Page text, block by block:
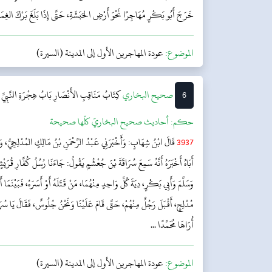
خَرَجَ أَبُو بَكْرٍ مُهَاجِرًا نَحْوَ أَرْضِ الحَبَشَةِ، حَتَّى إِذَا بَلَغَ بَرْكَ
الموضوع:عودة المهاجرين الأول إلى المدينة (السيرة)
6 ‌‌صحيح البخاريکِتَابُ مَنَاقِبِ الأَنْصَارِبَابُ هِجْرَةِ
حکم:أحاديث صحيح البخاريّ كلّها صحيحة
3937قَالَ ابْنُ شِهَابٍ: وَأَخْبَرَنِي عَبْدُ الرَّحْمَنِ بْنُ مَالِكٍ
أَبَاهُ أَخْبَرَهُ أَنَّهُ سَمِعَ سُرَاقَةَ بْنَ جُعْشُمٍ يَقُولُ: جَاءَنَا رُسُلُ كُفَّارِ
وَسَلَّمَ وَأَبِي بَكْرٍ، دِيَةَ كُلِّ وَاحِدٍ مِنْهُمَا، مَنْ قَتَلَهُ أَوْ أَسَرَهُ،
مُدْلِجٍ، أَقْبَلَ رَجُلٌ مِنْهُمْ، حَتَّى قَامَ عَلَيْنَا وَنَحْنُ جُلُوسٌ، فَقَالَ يَا
أُرَاهَا مُحَمَّدًا ...
الموضوع:عودة المهاجرين الأول إلى المدينة (السيرة)